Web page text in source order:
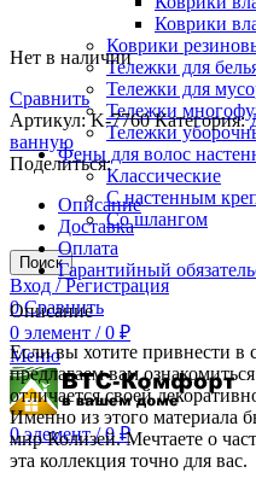
Коврики
Коврики
Тележки для
Тележки для
Тележки
Тележки
Фены для волос
Классические
С настенным
Со шлангом
Поиск
Вход / Регистрация
0 Сравнить
0 элемент / 0 ₽
Меню
0элемент / 0 ₽
Нет в наличии
Сравнить
Артикул:K-7760Категория:
ванную
Поделиться:
Описание
Доставка
Оплата
Гарантийный
Описание
Если вы хотите привнести в
предлагаем вам
отличается своей
Именно из этого материала
мир Колизей. Мечтаете о
эта коллекция точно для вас.